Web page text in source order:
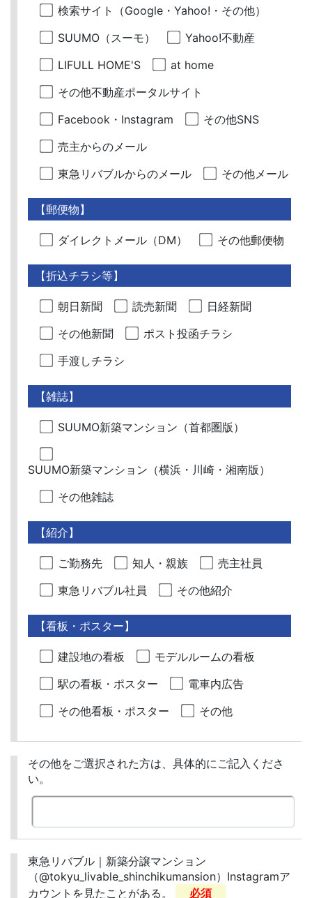
検索サイト（Google・Yahoo!・その他）
SUUMO（スーモ）
Yahoo!不動産
LIFULL HOME'S
at home
その他不動産ポータルサイト
Facebook・Instagram
その他SNS
売主からのメール
東急リバブルからのメール
その他メール
【郵便物】
ダイレクトメール（DM） その他郵便物
【折込チラシ等】
朝日新聞 読売新聞
日経新聞
その他新聞
ポスト投函チラシ
手渡しチラシ
【雑誌】
SUUMO新築マンション（首都圏版）
SUUMO新築マンション（横浜・川崎・湘南版）
その他雑誌
【紹介】
ご勤務先 知人・親族
売主社員
東急リバブル社員
その他紹介
【看板・ポスター】
建設地の看板
モデルルームの看板
駅の看板・ポスター
電車内広告
その他看板・ポスター
その他
その他をご選択された方は、具体的にご記入くださ
い。
東急リバブル｜新築分譲マンション
（@tokyu_livable_shinchikumansion）Instagramア
カウントを見たことがある。
必須